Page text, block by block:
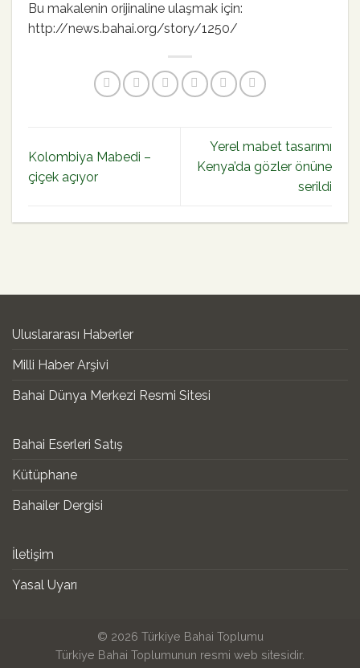
Bu makalenin orijinaline ulaşmak için:
http://news.bahai.org/story/1250/
Kolombiya Mabedi –
çiçek açıyor
Yerel mabet tasarımı
Kenya’da gözler önüne
serildi
Uluslararası Haberler
Milli Haber Arşivi
Bahai Dünya Merkezi Resmi Sitesi
Bahai Eserleri Satış
Kütüphane
Bahailer Dergisi
İletişim
Yasal Uyarı
© 2026 Türkiye Bahai Toplumu
Türkiye Bahai Toplumunun resmi web sitesidir.